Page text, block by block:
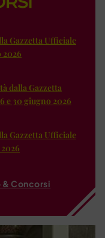
Gazzetta Ufficiale
2026
dalla Gazzetta
e 30 giugno 2026
Gazzetta Ufficiale
& Concorsi